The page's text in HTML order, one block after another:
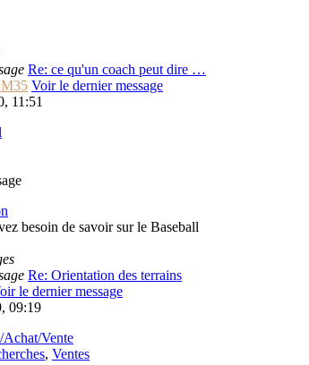
Re: ce qu'un coach peut dire …
Voir le dernier message
11:51
besoin de savoir sur le Baseball
Re: Orientation des terrains
le dernier message
09:19
Vente
, Ventes